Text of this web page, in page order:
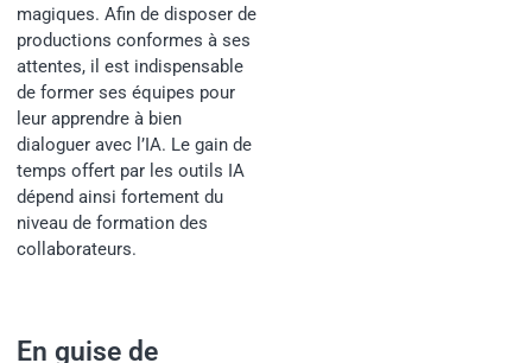
magiques. Afin de disposer de
productions conformes à ses
attentes, il est indispensable
de former ses équipes pour
leur apprendre à bien
dialoguer avec l’IA. Le gain de
temps offert par les outils IA
dépend ainsi fortement du
niveau de formation des
collaborateurs.
En guise de